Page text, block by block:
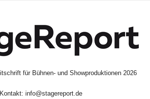
für Bühnen- und Showproduktionen 2026
Kontakt: info@stagereport.de